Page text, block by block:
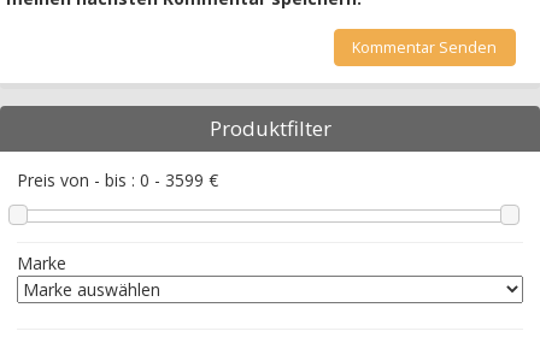
Produktfilter
Preis von - bis : 0 - 3599 €
Marke